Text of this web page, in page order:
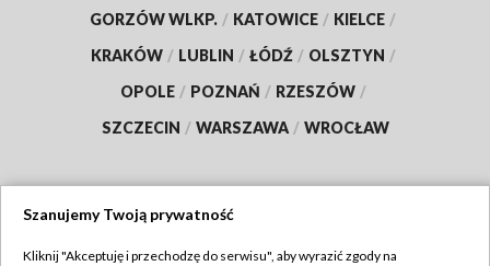
GORZÓW WLKP. / KATOWICE / KIELCE /
KRAKÓW / LUBLIN / ŁÓDŹ / OLSZTYN /
OPOLE / POZNAŃ / RZESZÓW /
SZCZECIN / WARSZAWA / WROCŁAW
Szanujemy Twoją prywatność
Kliknij "Akceptuję i przechodzę do serwisu", aby wyrazić zgody na